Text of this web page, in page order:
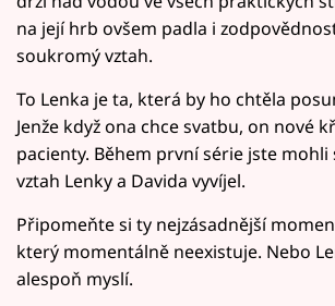
na její hrb ovšem padla i
soukromý vztah.
To Lenka je ta, která by ho chtěla
Jenže když ona chce svatbu, on nové
pacienty. Během první série jste mohli
vztah Lenky a Davida vyvíjel.
Připomeňte si ty nejzásadnější
který momentálně neexistuje. Nebo
alespoň myslí.